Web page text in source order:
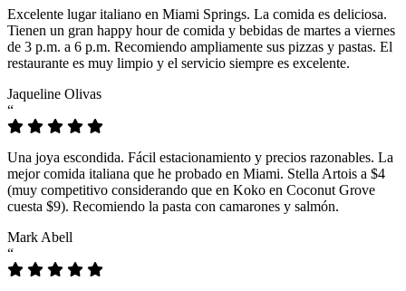
Excelente lugar italiano en Miami Springs. La comida es deliciosa.
Tienen un gran happy hour de comida y bebidas de martes a viernes
de 3 p.m. a 6 p.m. Recomiendo ampliamente sus pizzas y pastas. El
restaurante es muy limpio y el servicio siempre es excelente.
Jaqueline Olivas
“
Una joya escondida. Fácil estacionamiento y precios razonables. La
mejor comida italiana que he probado en Miami. Stella Artois a $4
(muy competitivo considerando que en Koko en Coconut Grove
cuesta $9). Recomiendo la pasta con camarones y salmón.
Mark Abell
“